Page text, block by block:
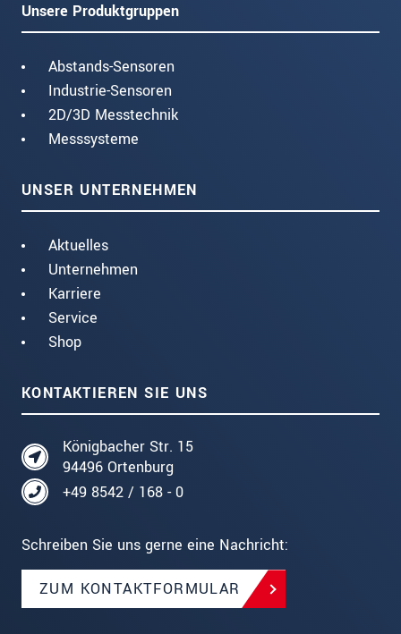
Unsere Produktgruppen
Abstands-Sensoren
Industrie-Sensoren
2D/3D Messtechnik
Messsysteme
UNSER UNTERNEHMEN
Aktuelles
Unternehmen
Karriere
Service
Shop
KONTAKTIEREN SIE UNS
Königbacher Str. 15
94496 Ortenburg
+49 8542 / 168 - 0
Schreiben Sie uns gerne eine Nachricht:
ZUM KONTAKTFORMULAR